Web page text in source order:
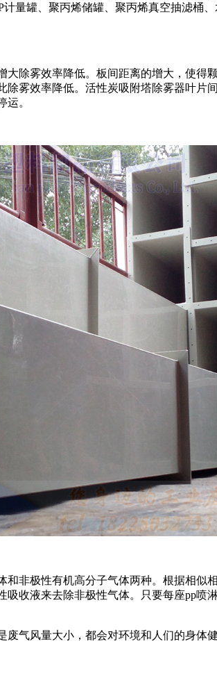
量罐、聚丙烯储罐、聚丙烯真空抽滤桶
除雾效率降低。板间距离的增大，使
雾效率降低。活性炭吸附塔除雾器叶
。
非极性有机高分子气体两种。根据相
收液来去除非极性气体。只要每座pp
气风量大小，都会对环境和人们的身